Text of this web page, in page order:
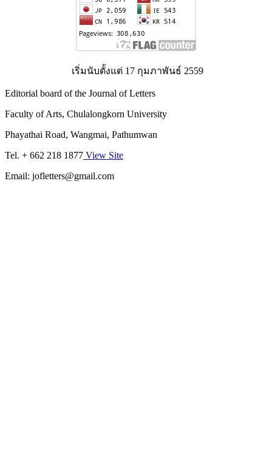
เริ่มนับตั้งแต่ 17 กุมภาพันธ์ 2559
Editorial board of the Journal of Letters
Faculty of Arts, Chulalongkorn University
Phayathai Road, Wangmai, Pathumwan
Tel. + 662 218 1877 View Site
Email: jofletters@gmail.com